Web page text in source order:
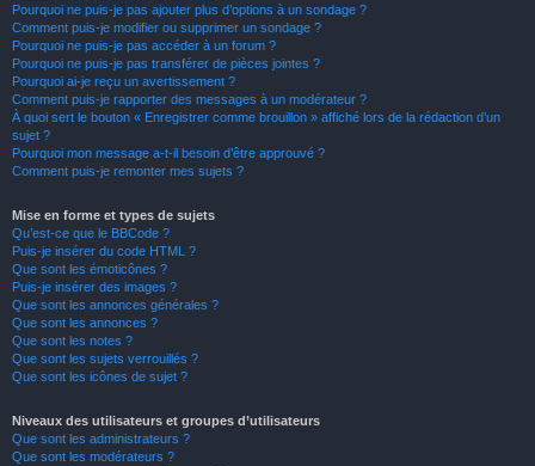
Pourquoi ne puis-je pas ajouter plus d’options à un sondage ?
Comment puis-je modifier ou supprimer un sondage ?
Pourquoi ne puis-je pas accéder à un forum ?
Pourquoi ne puis-je pas transférer de pièces jointes ?
Pourquoi ai-je reçu un avertissement ?
Comment puis-je rapporter des messages à un modérateur ?
À quoi sert le bouton « Enregistrer comme brouillon » affiché lors de la rédaction d’un
sujet ?
Pourquoi mon message a-t-il besoin d’être approuvé ?
Comment puis-je remonter mes sujets ?
Mise en forme et types de sujets
Qu’est-ce que le BBCode ?
Puis-je insérer du code HTML ?
Que sont les émoticônes ?
Puis-je insérer des images ?
Que sont les annonces générales ?
Que sont les annonces ?
Que sont les notes ?
Que sont les sujets verrouillés ?
Que sont les icônes de sujet ?
Niveaux des utilisateurs et groupes d’utilisateurs
Que sont les administrateurs ?
Que sont les modérateurs ?